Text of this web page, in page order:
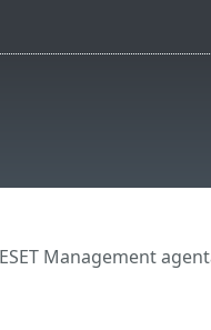
Management